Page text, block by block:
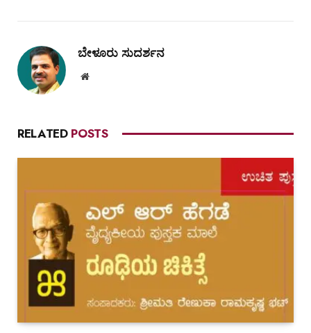
ಬೇಳೂರು ಸುದರ್ಶನ
Website
RELATED POSTS